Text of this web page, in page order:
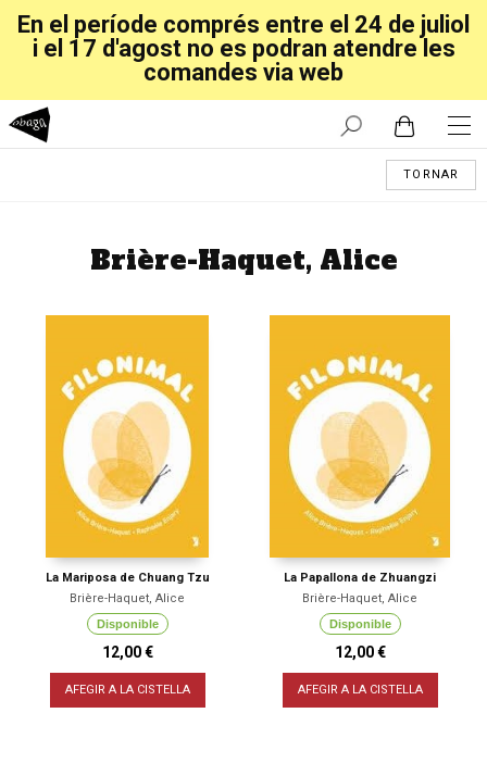
En el període comprés entre el 24 de juliol
i el 17 d'agost no es podran atendre les
comandes via web
TORNAR
Brière-Haquet, Alice
La Mariposa de Chuang Tzu
Brière-Haquet, Alice
Disponible
12,00 €
AFEGIR A LA CISTELLA
La Papallona de Zhuangzi
Brière-Haquet, Alice
Disponible
12,00 €
AFEGIR A LA CISTELLA